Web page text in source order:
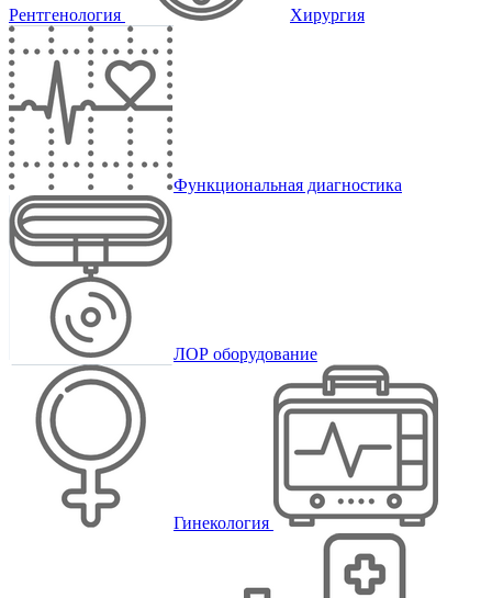
Рентгенология Хирургия
Функциональная диагностика
ЛОР оборудование
Гинекология